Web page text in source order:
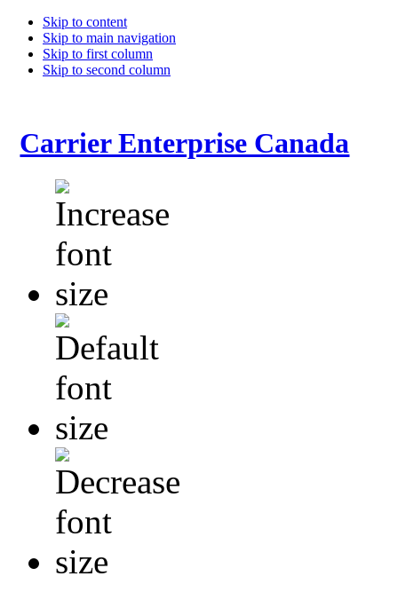
Skip to content
Skip to main navigation
Skip to first column
Skip to second column
Carrier Enterprise Canada